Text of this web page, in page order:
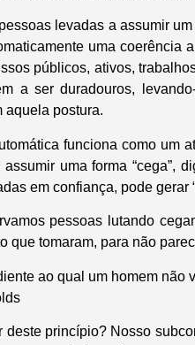
levadas a assumir
uma coerência
públicos, ativos,
a ser duradouros,
aquela postura.
funciona como um
uma forma “cega”,
em confiança, pode gerar
pessoas lutando
que tomaram, para não
ao qual um homem não
deste princípio? Nosso